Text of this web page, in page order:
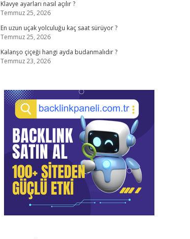
Klavye ayarları nasıl açılır ?
Temmuz 25, 2026
En uzun uçak yolculuğu kaç saat sürüyor ?
Temmuz 25, 2026
Kalanşo çiçeği hangi ayda budanmalıdır ?
Temmuz 23, 2026